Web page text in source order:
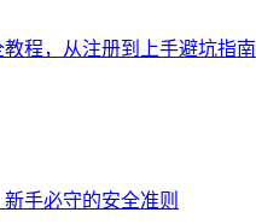
程，从注册到上手避坑指南
手必守的安全准则